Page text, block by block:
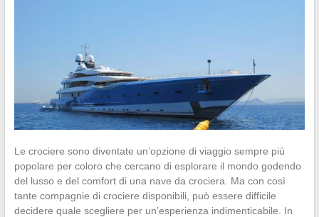
Le crociere sono diventate un’opzione di viaggio sempre più
popolare per coloro che cercano di esplorare il mondo godendo
del lusso e del comfort di una nave da crociera. Ma con così
tante compagnie di crociere disponibili, può essere difficile
decidere quale scegliere per un’esperienza indimenticabile. In